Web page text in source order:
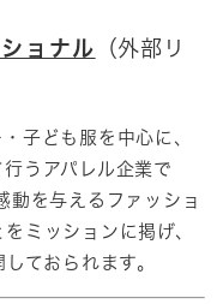
ョナル （外部リ
子ども服を中心に、
うアパレル企業で
動を与えるファッショ
ミッションに掲げ、
ておられます。